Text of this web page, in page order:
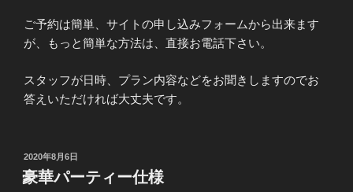
ご予約は簡単、サイトの申し込みフォームから出来ます
が、もっと簡単な方法は、直接お電話下さい。
スタッフが日時、プラン内容などをお聞きしますのでお
答えいただければ大丈夫です。
投
稿
日:
2020年8月6日
豪華パーティー仕様